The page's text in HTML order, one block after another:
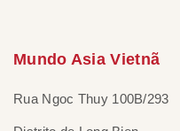
Mundo Asia Vietnã
Rua Ngoc Thuy 100B/293